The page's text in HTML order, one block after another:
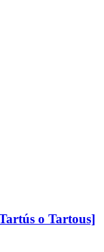
o Tartous]